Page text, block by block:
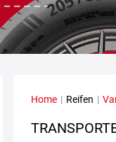
Home | Reifen |